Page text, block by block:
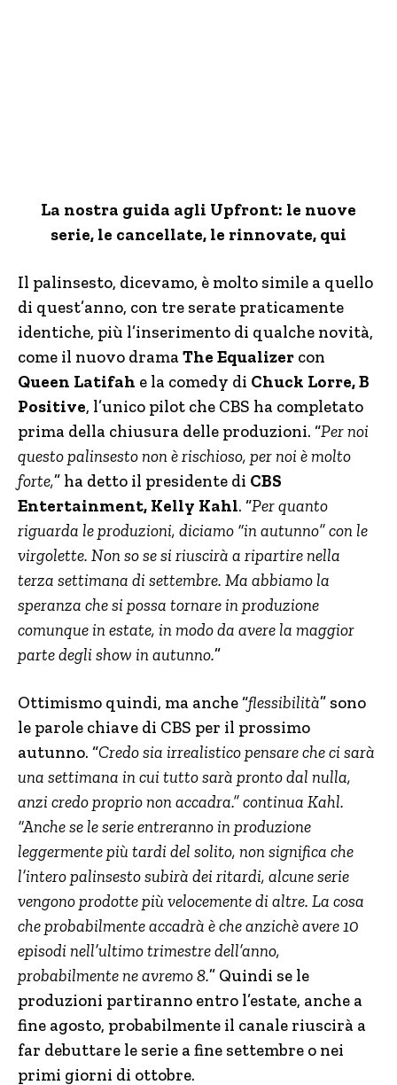
La nostra guida agli Upfront: le nuove
serie, le cancellate, le rinnovate, qui
Il palinsesto, dicevamo, è molto simile a quello
di quest’anno, con tre serate praticamente
identiche, più l’inserimento di qualche novità,
come il nuovo drama The Equalizer con
Queen Latifah e la comedy di Chuck Lorre, B
Positive, l’unico pilot che CBS ha completato
prima della chiusura delle produzioni. “Per noi
questo palinsesto non è rischioso, per noi è molto
forte,” ha detto il presidente di CBS
Entertainment, Kelly Kahl. “Per quanto
riguarda le produzioni, diciamo “in autunno” con le
virgolette. Non so se si riuscirà a ripartire nella
terza settimana di settembre. Ma abbiamo la
speranza che si possa tornare in produzione
comunque in estate, in modo da avere la maggior
parte degli show in autunno.”
Ottimismo quindi, ma anche “flessibilità” sono
le parole chiave di CBS per il prossimo
autunno. “Credo sia irrealistico pensare che ci sarà
una settimana in cui tutto sarà pronto dal nulla,
anzi credo proprio non accadra.” continua Kahl.
“Anche se le serie entreranno in produzione
leggermente più tardi del solito, non significa che
l’intero palinsesto subirà dei ritardi, alcune serie
vengono prodotte più velocemente di altre. La cosa
che probabilmente accadrà è che anzichè avere 10
episodi nell’ultimo trimestre dell’anno,
probabilmente ne avremo 8.” Quindi se le
produzioni partiranno entro l’estate, anche a
fine agosto, probabilmente il canale riuscirà a
far debuttare le serie a fine settembre o nei
primi giorni di ottobre.